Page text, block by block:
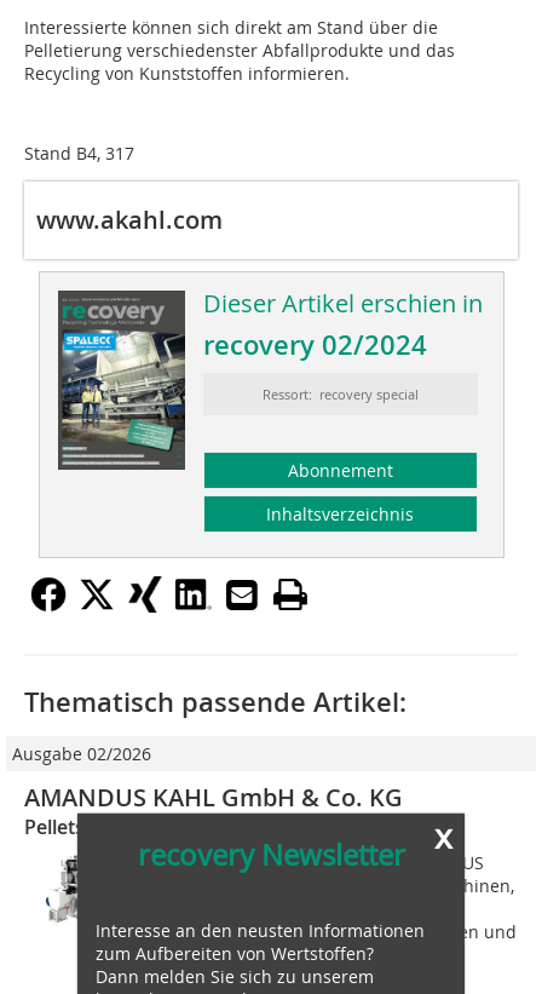
Interessierte können sich direkt am Stand über die
Pelletierung verschiedenster Abfallprodukte und das
Recycling von Kunststoffen informieren.
Stand B4, 317
www.akahl.com
Dieser Artikel erschien in
recovery 02/2024
Ressort: recovery special
Abonnement
Inhaltsverzeichnis
x
recovery Newsletter
Interesse an den neusten Informationen
zum Aufbereiten von Wertstoffen?
Dann melden Sie sich zu unserem
Thematisch passende Artikel:
Ausgabe 02/2026
AMANDUS KAHL GmbH & Co. KG
Pellets für den Kreislauf
Auf der IFAT 2026 präsentiert AMANDUS
KAHL technische Verfahren und Maschinen,
Sekundärrohstoffe effizient aufbereiten und
industrielle Prozesse im
Recyclingkreislauf...